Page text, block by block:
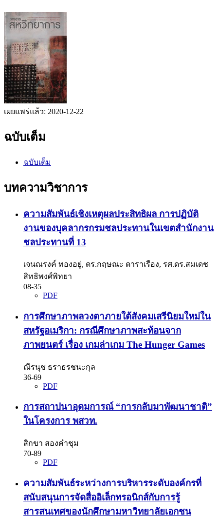
เผยแพร่แล้ว: 2020-12-22
ฉบับเต็ม
ฉบับเต็ม
บทความวิชาการ
ความสัมพันธ์เชิงเหตุผลประสิทธิผล การปฏิบัติ
งานของบุคลากรกรมชลประทานในเขตสำนักงาน
ชลประทานที่ 13
เจนณรงค์ ทองอยู่, ดร.กฤษณะ ดาราเรือง, รศ.ดร.สมเดช
สิทธิพงศ์พิทยา
08-35
PDF
การศึกษาภาพลวงตาภายใต้สังคมเสรีนิยมใหม่ใน
สหรัฐอเมริกา: กรณีศึกษาภาพสะท้อนจาก
ภาพยนตร์ เรื่อง เกมล่าเกม The Hunger Games
ณีรนุช ธราธรชนะกุล
36-69
PDF
การสถาปนาอุดมการณ์ “การกลับมาพัฒนาชาติ”
ในโครงการ พสวท.
สิกขา สองคำชุม
70-89
PDF
ความสัมพันธ์ระหว่างการบริหารระดับองค์กรที่
สนับสนุนการจัดสื่ออิเล็กทรอนิกส์กับการรู้
สารสนเทศของนักศึกษามหาวิทยาลัยเอกชน